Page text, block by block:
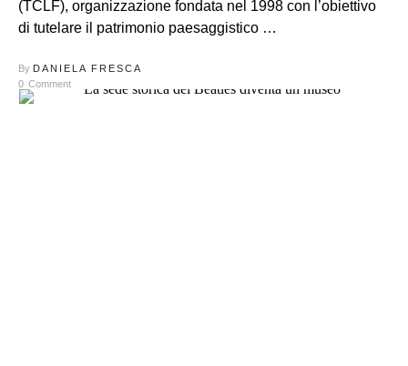
(TCLF), organizzazione fondata nel 1998 con l’obiettivo
di tutelare il patrimonio paesaggistico …
By DANIELA FRESCA
0 Comment